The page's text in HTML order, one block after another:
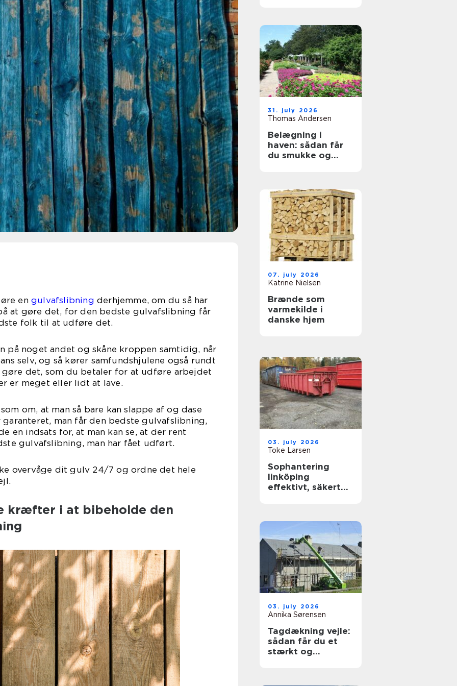
en gulvafslibning derhjemme, om du så har
at gøre det, for den bedste gulvafslibning får
folk til at udføre det.
på noget andet og skåne kroppen samtidig, når
selv, og så kører samfundshjulene også rundt
det, som du betaler for at udføre arbejdet
er meget eller lidt at lave.
om, at man så bare kan slappe af og dase
man får den bedste gulvafslibning,
en indsats for, at man kan se, at der rent
gulvafslibning, man har fået udført.
overvåge dit gulv 24/7 og ordne det hele
kræfter i at bibeholde den
31. july 2026
Thomas Andersen
Belægning i
haven: sådan får
du smukke og
07. july 2026
Katrine Nielsen
Brænde som
varmekilde i
danske hjem
03. july 2026
Toke Larsen
Sophantering
linköping
effektivt, säkert
03. july 2026
Annika Sørensen
Tagdækning vejle:
sådan får du et
stærkt og